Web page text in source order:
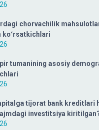
chorvachilik
koʻrsatkichlari
tumanining asosiy
tijorat bank kreditlari
investitsiya